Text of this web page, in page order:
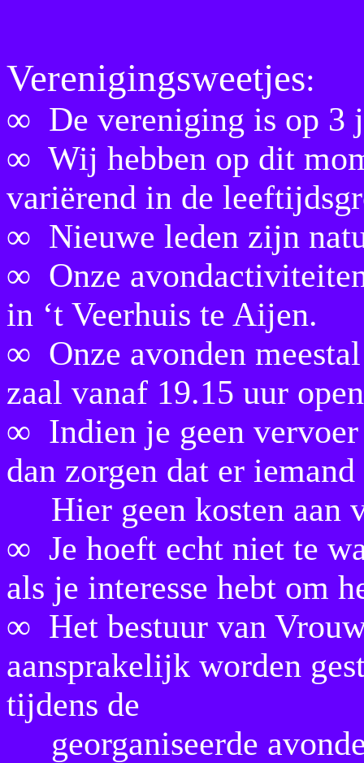
Verenigingsweetjes:
∞ De vereniging is op 3
∞ Wij hebben op dit
variërend in de
∞ Nieuwe leden zijn
∞ Onze
in ‘t Veerhuis te Aijen.
∞ Onze avonden
zaal vanaf 19.15 uur
∞ Indien je geen
dan zorgen dat er
Hier geen kosten aan
∞ Je hoeft echt niet te
als je interesse hebt om
∞ Het bestuur van
aansprakelijk worden
tijdens de
georganiseerde